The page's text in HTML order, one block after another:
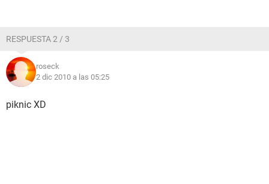
RESPUESTA 2 / 3
roseck
2 dic 2010 a las 05:25
piknic XD